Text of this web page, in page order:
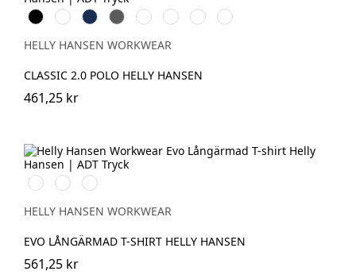
BlackWhiteNavy Dark
Grey
Grey
Melange
Grey
Fog
Stone
Blue
Alert
Red
HELLY HANSEN WORKWEAR
CLASSIC 2.0 POLO HELLY HANSEN
461,25 kr
591
NAVY
991
BLACK
932
GREY
MELANGE
HELLY HANSEN WORKWEAR
EVO LÅNGÄRMAD T-SHIRT HELLY HANSEN
561,25 kr